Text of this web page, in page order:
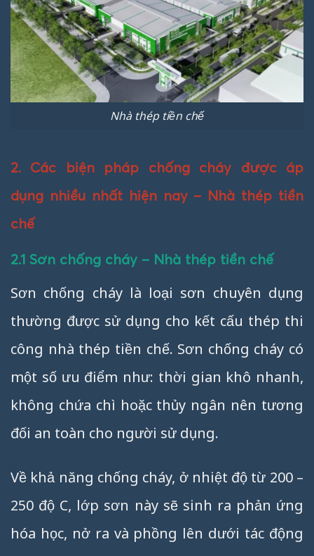
Nhà thép tiền chế
2. Các biện pháp chống cháy được áp
dụng nhiều nhất hiện nay – Nhà thép tiền
chế
2.1 Sơn chống cháy – Nhà thép tiền chế
Sơn chống cháy là loại sơn chuyên dụng
thường được sử dụng cho kết cấu thép thi
công nhà thép tiền chế. Sơn chống cháy có
một số ưu điểm như: thời gian khô nhanh,
không chứa chì hoặc thủy ngân nên tương
đối an toàn cho người sử dụng.
Về khả năng chống cháy, ở nhiệt độ từ 200 –
250 độ C, lớp sơn này sẽ sinh ra phản ứng
hóa học, nở ra và phồng lên dưới tác động